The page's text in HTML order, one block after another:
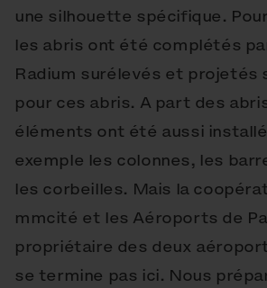
une silhouette spécifique.
les abris ont été complétés
Radium surélevés et projetés
pour ces abris. A part des
éléments ont été aussi
exemple les colonnes, les
les corbeilles. Mais la
mmcité et les Aéroports de
propriétaire des deux
se termine pas ici. Nous